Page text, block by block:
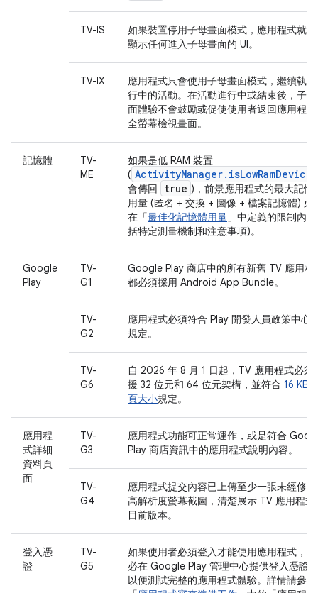
TV-IS
如果裝置停用子母畫面模式，應用程式就
顯示任何進入子母畫面的 UI。
TV-IX
應用程式只會使用子母畫面模式，繼續執
行中的活動。在活動進行中或結束後，子
面體驗不會鼓勵或促使使用者返回應用程
全螢幕檢視畫面。
記憶體
TV-
ME
如果是低 RAM 裝置
(
會傳回 true )，前景應用程式的最大記憶
用量 (匿名 + 交換 + 圖像 + 檔案記憶體) 必
在「最佳化記憶體用量 」中定義的限制內 (
括特定測量機制和注意事項)。
Google
Play
TV-
G1
Google Play 商店中的所有新舊 TV 應用程
都必須採用 Android App Bundle。
TV-
G2
應用程式必須符合 Play 開發人員政策中心
規定。
TV-
G6
自 2026 年 8 月 1 日起，TV 應用程式必須
援 32 位元和 64 位元架構，並符合 16 KB
頁大小規定。
應用程
式詳細
資料頁
面
TV-
G3
應用程式功能可正常運作，或是符合
Play 商店資訊中的應用程式說明內容。
TV-
G4
應用程式提交內容已上傳至少一張未經修
高解析度螢幕截圖，清楚展示 TV 應用程式
目前版本。
登入憑
證
TV-
G5
如果使用者必須登入才能使用應用程式，
必在 Google Play 管理中心提供登入憑證，
以便測試完整的應用程式體驗。詳情請參閱